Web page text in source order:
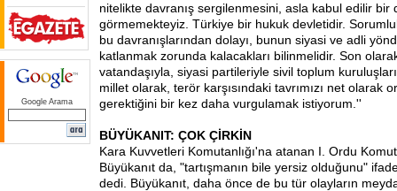
Google Arama
nitelikte davranış sergilenmesini, asla kabul edilir bir
görmemekteyiz. Türkiye bir hukuk devletidir.
bu davranışlarından dolayı, bunun siyasi ve adli
katlanmak zorunda kalacakları bilinmelidir. Son
vatandaşıyla, siyasi partileriyle sivil toplum
millet olarak, terör karşısındaki tavrımızı net olarak
gerektiğini bir kez daha vurgulamak istiyorum.''
BÜYÜKANIT: ÇOK ÇİRKİN
Kara Kuvvetleri Komutanlığı'na atanan I. Ordu
Büyükanıt da, "tartışmanın bile yersiz olduğunu"
dedi. Büyükanıt, daha önce de bu tür olayların